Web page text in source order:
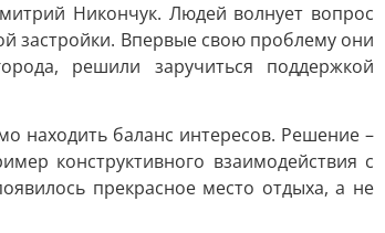
Никончук. Людей волнует вопрос
застройки. Впервые свою проблему они
решили заручиться поддержкой
находить баланс интересов. Решение –
конструктивного взаимодействия с
прекрасное место отдыха, а не